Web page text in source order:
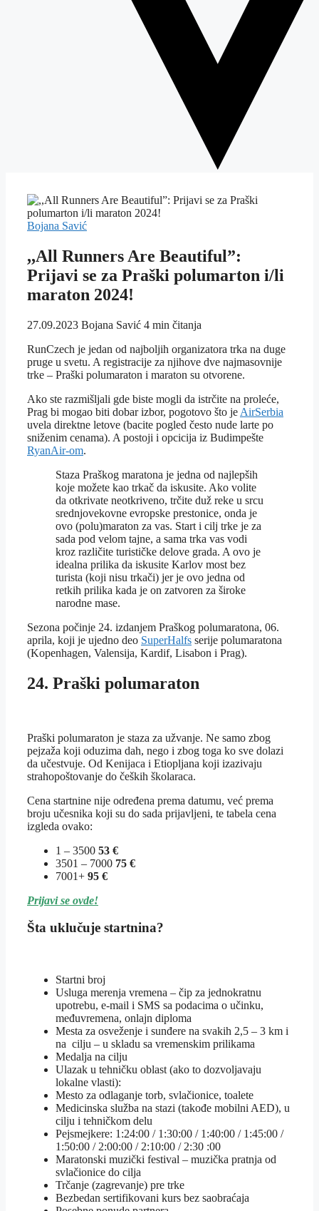
Bojana Savić
,,All Runners Are Beautiful”:
Prijavi se za Praški polumarton i/li
maraton 2024!
27.09.2023 Bojana Savić 4 min čitanja
RunCzech je jedan od najboljih organizatora trka na duge
pruge u svetu. A registracije za njihove dve najmasovnije
trke – Praški polumaraton i maraton su otvorene.
Ako ste razmišljali gde biste mogli da istrčite na proleće,
Prag bi mogao biti dobar izbor, pogotovo što je AirSerbia
uvela direktne letove (bacite pogled često nude larte po
sniženim cenama). A postoji i opcicija iz Budimpešte
RyanAir-om.
Staza Praškog maratona je jedna od najlepših
koje možete kao trkač da iskusite. Ako volite
da otkrivate neotkriveno, trčite duž reke u srcu
srednjovekovne evropske prestonice, onda je
ovo (polu)maraton za vas. Start i cilj trke je za
sada pod velom tajne, a sama trka vas vodi
kroz različite turističke delove grada. A ovo je
idealna prilika da iskusite Karlov most bez
turista (koji nisu trkači) jer je ovo jedna od
retkih prilika kada je on zatvoren za široke
narodne mase.
Sezona počinje 24. izdanjem Praškog polumaratona, 06.
aprila, koji je ujedno deo SuperHalfs serije polumaratona
(Kopenhagen, Valensija, Kardif, Lisabon i Prag).
24. Praški polumaraton
Praški polumaraton je staza za užvanje. Ne samo zbog
pejzaža koji oduzima dah, nego i zbog toga ko sve dolazi
da učestvuje. Od Kenijaca i Etiopljana koji izazivaju
strahopoštovanje do čeških školaraca.
Cena startnine nije određena prema datumu, već prema
broju učesnika koji su do sada prijavljeni, te tabela cena
izgleda ovako:
1 – 3500 53 €
3501 – 7000 75 €
7001+ 95 €
Prijavi se ovde!
Šta uklučuje startnina?
Startni broj
Usluga merenja vremena – čip za jednokratnu
upotrebu, e-mail i SMS sa podacima o učinku,
međuvremena, onlajn diploma
Mesta za osveženje i sunđere na svakih 2,5 – 3 km i
na cilju – u skladu sa vremenskim prilikama
Medalja na cilju
Ulazak u tehničku oblast (ako to dozvoljavaju
lokalne vlasti):
Mesto za odlaganje torb, svlačionice, toalete
Medicinska služba na stazi (takođe mobilni AED), u
cilju i tehničkom delu
Pejsmejkere: 1:24:00 / 1:30:00 / 1:40:00 / 1:45:00 /
1:50:00 / 2:00:00 / 2:10:00 / 2:30 :00
Maratonski muzički festival – muzička pratnja od
svlačionice do cilja
Trčanje (zagrevanje) pre trke
Bezbedan sertifikovani kurs bez saobraćaja